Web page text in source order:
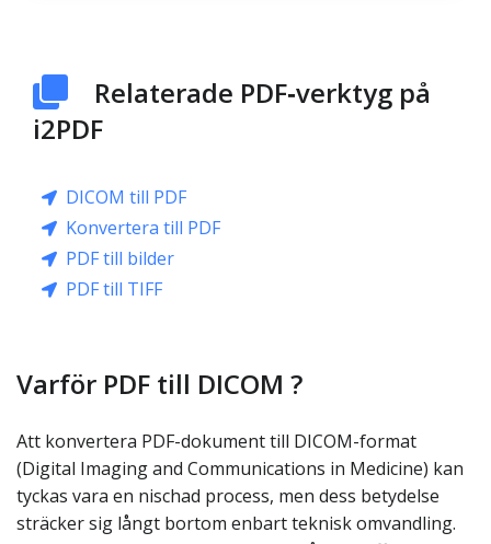
Relaterade PDF‑verktyg på
i2PDF
DICOM till PDF
Konvertera till PDF
PDF till bilder
PDF till TIFF
Varför PDF till DICOM ?
Att konvertera PDF-dokument till DICOM-format
(Digital Imaging and Communications in Medicine) kan
tyckas vara en nischad process, men dess betydelse
sträcker sig långt bortom enbart teknisk omvandling.